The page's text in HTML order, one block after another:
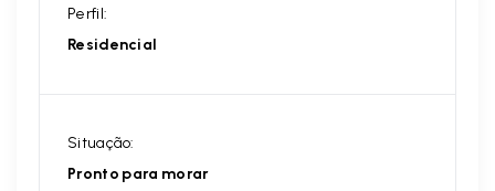
Perfil:
Residencial
Situação:
Pronto para morar